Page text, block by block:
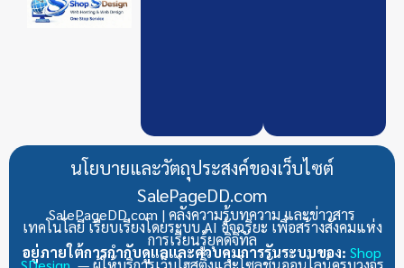
นโยบายและวัตถุประสงค์ของเว็บไซต์
SalePageDD.com
SalePageDD.com | คลังความรู้บทความ และข่าวสาร
เทคโนโลยี เรียบเรียงโดยระบบ AI อัจฉริยะ เพื่อสร้างสังคมแห่ง
การเรียนรู้ยุคดิจิทัล
อยู่ภายใต้การกำกับดูแลและควบคุมการรันระบบของ: Shop